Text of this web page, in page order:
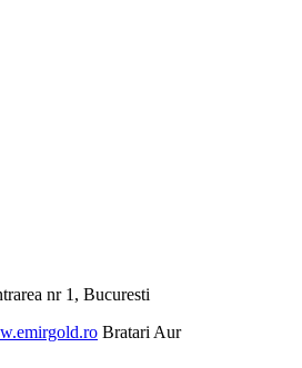
nr 1, Bucuresti
Bratari Aur